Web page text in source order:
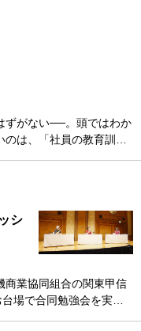
ずがない──。頭ではわか
のは、「社員の教育訓…
シ
商業協同組合の関東甲信
場で合同勉強会を実…